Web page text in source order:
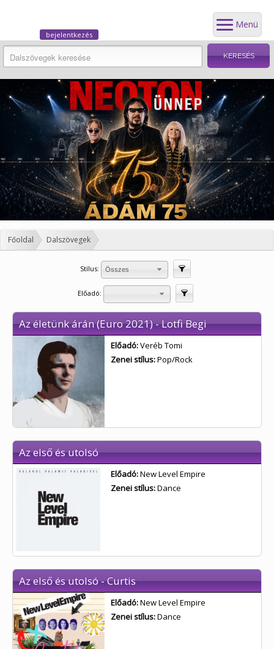
Menü
bejelentkezés
Főoldal Dalszövegek
Stílus: Összes
Előadó:
Az életünk árán (Euro 2021) - Lotfi Begi
Előadó:Veréb Tomi
Zenei stílus:Pop/Rock
Az első és utolsó
Előadó:New Level Empire
Zenei stílus:Dance
Az első és utolsó - Curtis
Előadó:New Level Empire
Zenei stílus:Dance